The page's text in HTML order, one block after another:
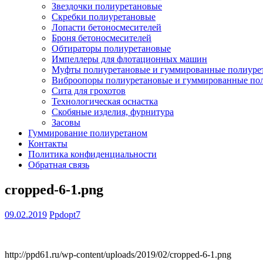
Звездочки полиуретановые
Скребки полиуретановые
Лопасти бетоносмесителей
Броня бетоносмесителей
Обтираторы полиуретановые
Импеллеры для флотационных машин
Муфты полиуретановые и гуммированные
Виброопоры полиуретановые и гуммированные
Сита для грохотов
Технологическая оснастка
Скобяные изделия, фурнитура
Засовы
Гуммирование полиуретаном
Контакты
Политика конфиденциальности
Обратная связь
cropped-6-1.png
09.02.2019 Ppdopt7
http://ppd61.ru/wp-content/uploads/2019/02/cropped-6-1.png